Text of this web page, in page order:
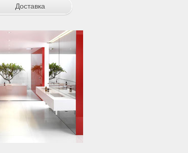
Доставка